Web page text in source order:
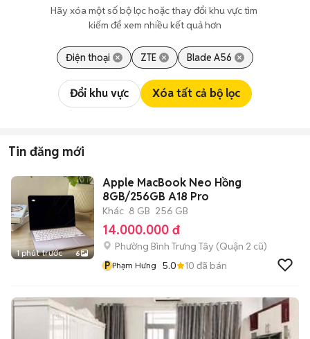
Hãy xóa một số bộ lọc hoặc thay đổi khu vực tìm
kiếm để xem nhiều kết quả hơn
Điện thoại ZTE Blade A56
Đổi khu vực Xóa tất cả bộ lọc
Tin đăng mới
1 phút trước 6
Apple MacBook Neo Hồng
8GB/256GB A18 Pro
Khác 8 GB 256 GB
14.000.000 đ
Phường Bình Trưng Tây (Quận 2 cũ)
P Phạm Hưng 5.0 10 đã bán